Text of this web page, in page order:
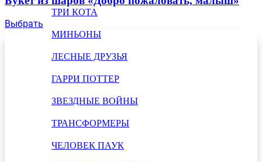
ТРИ КОТА
МИНЬОНЫ
ЛЕСНЫЕ ДРУЗЬЯ
ГАРРИ ПОТТЕР
ЗВЕЗДНЫЕ ВОЙНЫ
ТРАНСФОРМЕРЫ
ЧЕЛОВЕК ПАУК
Выбрать